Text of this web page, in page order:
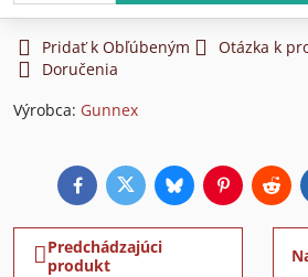
Pridať k Obľúbeným Otázka k
Doručenia
Výrobca: Gunnex
FacebookTwitterBlueskyPinterest
Predchádzajúci
produkt